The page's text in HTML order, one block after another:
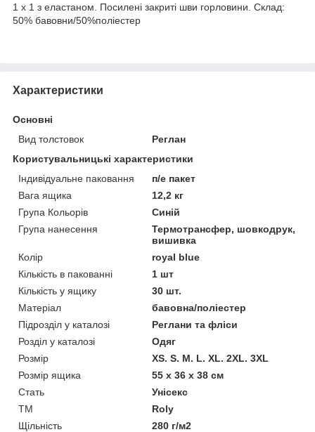
1 x 1 з еластаном. Посилені закриті шви горловини. Склад:
50% бавовни/50%поліестер
Характеристики
Основні
Вид толстовок
Реглан
Користувальницькі характеристики
Індивідуальне паковання
п/е пакет
Вага ящика
12,2 кг
Група Кольорів
Синій
Група нанесення
Термотрансфер, шовкодрук,
вишивка
Колір
royal blue
Кількість в пакованні
1 шт
Кількість у ящику
30 шт.
Матеріал
бавовна/поліестер
Підрозділ у каталозі
Реглани та фліси
Розділ у каталозі
Одяг
Розмір
XS. S. M. L. XL. 2XL. 3XL
Розмір ящика
55 х 36 х 38 см
Стать
Унісекс
ТМ
Roly
Щільність
280 г/м2